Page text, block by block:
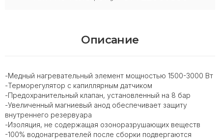
Описание
-Медный нагревательный элемент мощностью 1500-3000 Вт
-Терморегулятор с капиллярным датчиком
-Предохранительный клапан, установленный на 8 бар
-Увеличенный магниевый анод обеспечивает защиту
внутреннего резервуара
-Изоляция, не содержащая озоноразрушающих веществ
-100% водонагревателей после сборки подвергаются